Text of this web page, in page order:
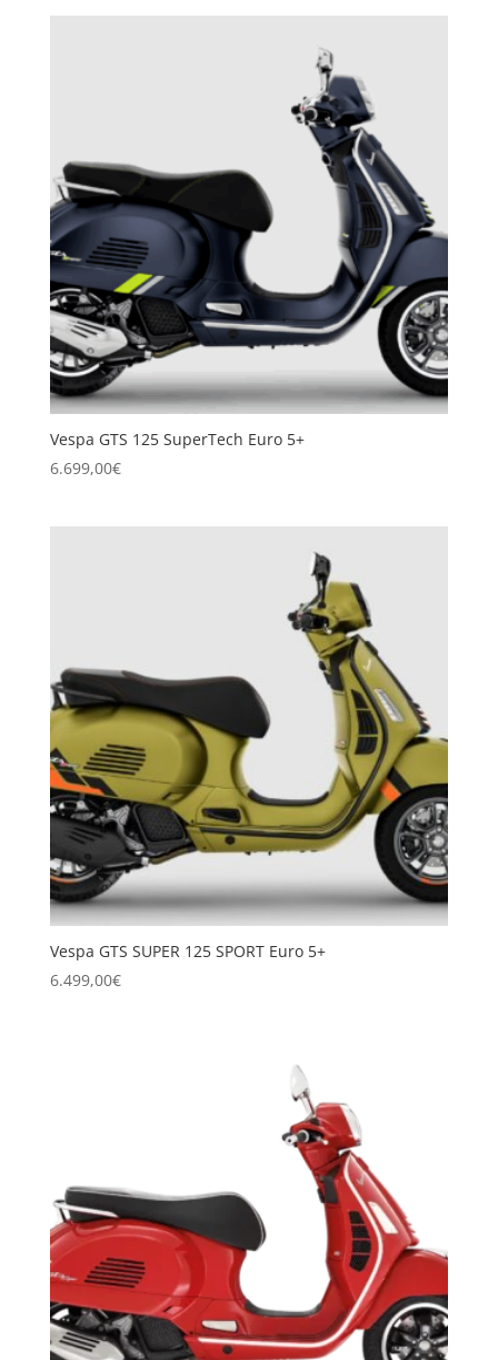
Vespa GTS 125 SuperTech Euro 5+
6.699,00€
Vespa GTS SUPER 125 SPORT Euro 5+
6.499,00€